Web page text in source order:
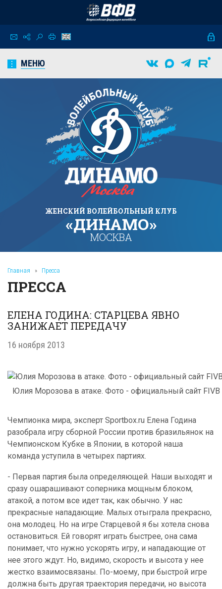
МЕНЮ
ЖЕНСКИЙ ВОЛЕЙБОЛЬНЫЙ КЛУБ
«ДИНАМО»
МОСКВА
Главная » Пресса
ПРЕССА
ЕЛЕНА ГОДИНА: СТАРЦЕВА ЯВНО
ЗАНИЖАЕТ ПЕРЕДАЧУ
16 ноября 2013
Юлия Морозова в атаке. Фото - официальный сайт FIVB
Чемпионка мира, эксперт Sportbox.ru Елена Година
разобрала игру сборной России против бразильянок на
Чемпионском Кубке в Японии, в которой наша
команда уступила в четырех партиях.
- Первая партия была определяющей. Наши выходят и
сразу ошарашивают соперника мощным блоком,
атакой, а потом все идет так, как обычно. У нас
прекрасные нападающие. Малых отыграла прекрасно,
она молодец. Но на игре Старцевой я бы хотела снова
остановиться. Ей говорят играть быстрее, она сама
понимает, что нужно ускорять игру, и нападающие от
нее этого ждут. Но, видимо, скорость и высота у нее
жестко взаимосвязаны. По-моему, при быстрой игре
должна быть другая траектория передачи, но высота